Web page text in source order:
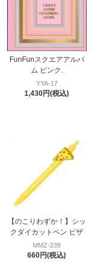
FunFunスクエアアルバ
ム ピンク.
YYA-17
1,430円(税込)
【のこりわずか！】シッ
クダイカットペン ピザ
MMZ-239
660円(税込)